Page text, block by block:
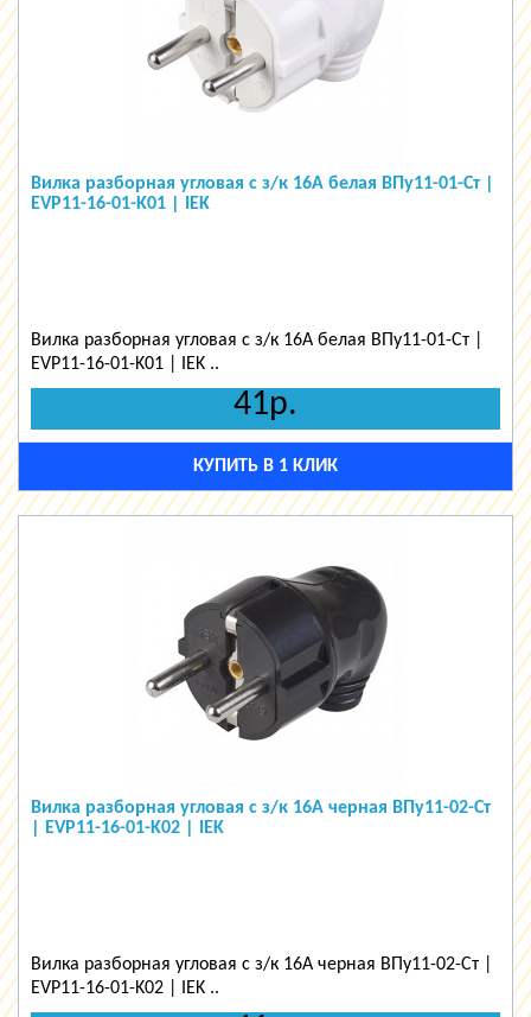
Вилка разборная угловая с з/к 16А белая ВПу11-01-Ст |
EVP11-16-01-K01 | IEK
Вилка разборная угловая с з/к 16А белая ВПу11-01-Ст |
EVP11-16-01-K01 | IEK ..
41р.
КУПИТЬ В 1 КЛИК
Вилка разборная угловая с з/к 16А черная ВПу11-02-Ст
| EVP11-16-01-K02 | IEK
Вилка разборная угловая с з/к 16А черная ВПу11-02-Ст |
EVP11-16-01-K02 | IEK ..